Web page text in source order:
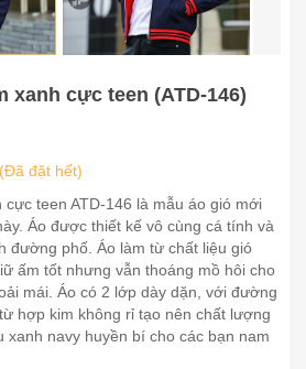
xanh cực teen (ATD-146)
(Đã đặt hết)
cực teen ATD-146 là mẫu áo gió mới
Áo được thiết kế vô cùng cá tính và
đường phố. Áo làm từ chất liệu gió
ấm tốt nhưng vẫn thoáng mồ hôi cho
mái. Áo có 2 lớp dày dặn, với đường
hợp kim không rỉ tạo nên chất lượng
xanh navy huyền bí cho các bạn nam